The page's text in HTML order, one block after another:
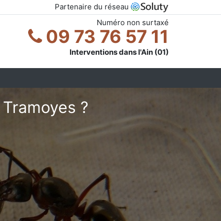
Partenaire du réseau
Numéro non surtaxé
09 73 76 57 11
Interventions dans l'Ain (01)
?